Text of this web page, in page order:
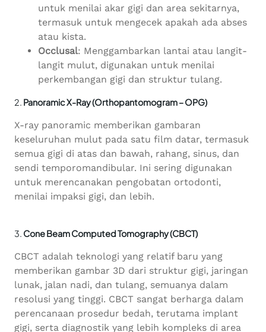
untuk menilai akar gigi dan area sekitarnya,
termasuk untuk mengecek apakah ada abses
atau kista.
Occlusal: Menggambarkan lantai atau langit-
langit mulut, digunakan untuk menilai
perkembangan gigi dan struktur tulang.
2. Panoramic X-Ray (Orthopantomogram – OPG)
X-ray panoramic memberikan gambaran
keseluruhan mulut pada satu film datar, termasuk
semua gigi di atas dan bawah, rahang, sinus, dan
sendi temporomandibular. Ini sering digunakan
untuk merencanakan pengobatan ortodonti,
menilai impaksi gigi, dan lebih.
3. Cone Beam Computed Tomography (CBCT)
CBCT adalah teknologi yang relatif baru yang
memberikan gambar 3D dari struktur gigi, jaringan
lunak, jalan nadi, dan tulang, semuanya dalam
resolusi yang tinggi. CBCT sangat berharga dalam
perencanaan prosedur bedah, terutama implant
gigi, serta diagnostik yang lebih kompleks di area